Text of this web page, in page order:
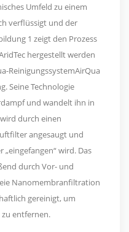
Umfeld zu einem
verflüssigt und der
1 zeigt den Prozess
hergestellt werden
ReinigungssystemAirQua
Seine Technologie
und wandelt ihn in
durch einen
angesaugt und
wird. Das
durch Vor- und
Nanomembranfiltration
gereinigt, um
zu entfernen.